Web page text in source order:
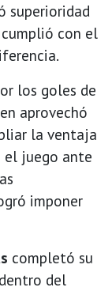
superioridad
con el
los goles de
aprovechó
la ventaja
el juego ante
imponer
completó su
del